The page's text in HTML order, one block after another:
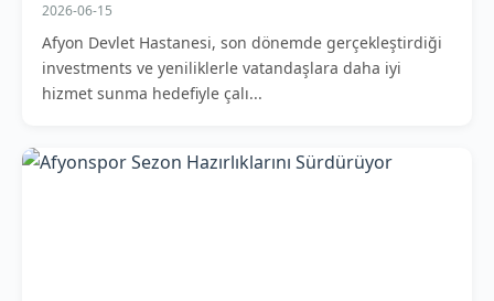
2026-06-15
Afyon Devlet Hastanesi, son dönemde gerçekleştirdiği
investments ve yeniliklerle vatandaşlara daha iyi
hizmet sunma hedefiyle çalı...